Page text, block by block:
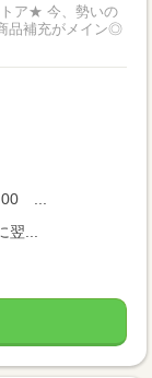
ア★ 今、勢いの
00 ...
翌...